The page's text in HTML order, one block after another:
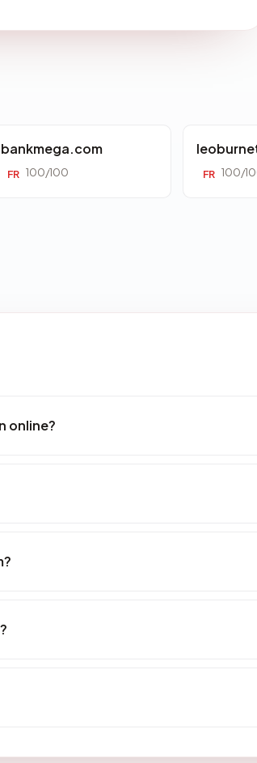
bankmega.com
FR 100/100 FR 100/
online?